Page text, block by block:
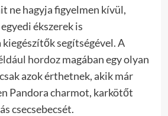
ne hagyja figyelmen kívül,
ékszerek is
segítségével. A
hordozmagában egy olyan
azok érthetnek, akik már
Pandora charmot, karkötőt
csecsebecsét.